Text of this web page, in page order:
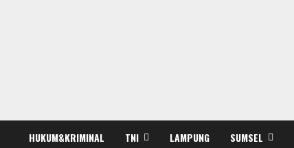
HUKUM&KRIMINAL TNI LAMPUNG SUMSEL